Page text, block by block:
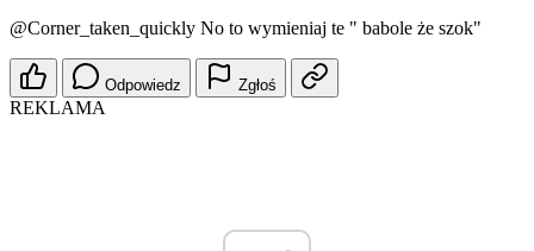
@Corner_taken_quickly No to wymieniaj te " babole że szok"
Odpowiedz Zgłoś
REKLAMA